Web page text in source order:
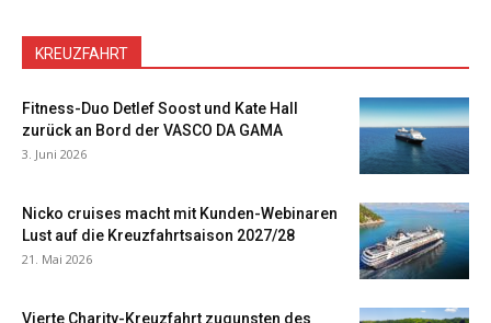
KREUZFAHRT
Fitness-Duo Detlef Soost und Kate Hall
zurück an Bord der VASCO DA GAMA
3. Juni 2026
Nicko cruises macht mit Kunden-Webinaren
Lust auf die Kreuzfahrtsaison 2027/28
21. Mai 2026
Vierte Charity-Kreuzfahrt zugunsten des